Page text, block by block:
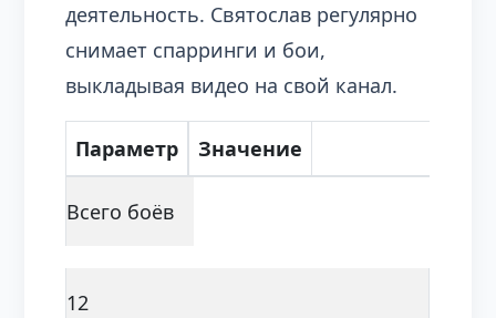
деятельность. Святослав регулярно
снимает спарринги и бои,
выкладывая видео на свой канал.
Параметр Значение
Всего боёв
12